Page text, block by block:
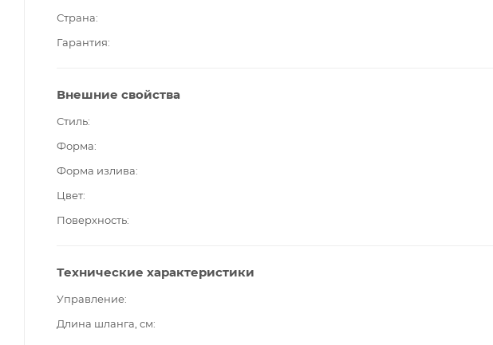
Страна
Гарантия
Внешние свойства
Стиль
Форма
Форма излива
Цвет
Поверхность
Технические характеристики
Управление
Длина шланга, см